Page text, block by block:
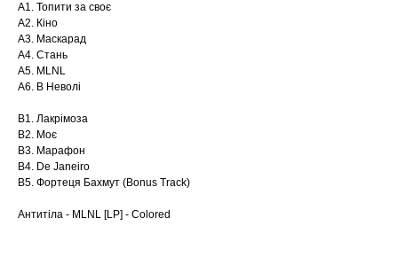
A1. Топити за своє
A2. Кіно
A3. Маскарад
A4. Стань
A5. MLNL
A6. В Неволі
B1. Лакрімоза
B2. Моє
B3. Марафон
B4. De Janeiro
B5. Фортеця Бахмут (Bonus Track)
Антитіла - MLNL [LP] - Colored